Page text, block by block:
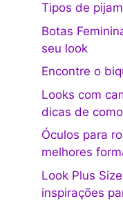
Tipos de
Botas
seu look
Encontre o
Looks com
dicas de
Óculos para
melhores
Look Plus
inspirações